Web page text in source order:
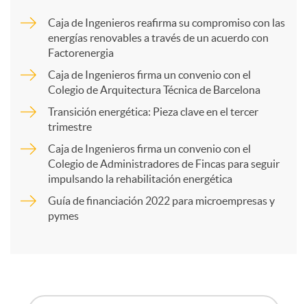
r
Caja de Ingenieros reafirma su compromiso con las
energías renovables a través de un acuerdo con
Factorenergia
Caja de Ingenieros firma un convenio con el
Colegio de Arquitectura Técnica de Barcelona
Transición energética: Pieza clave en el tercer
trimestre
Caja de Ingenieros firma un convenio con el
Colegio de Administradores de Fincas para seguir
impulsando la rehabilitación energética
Guía de financiación 2022 para microempresas y
pymes